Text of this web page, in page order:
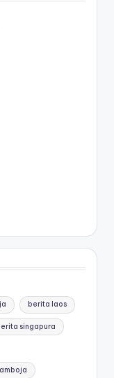
berita laos
singapura